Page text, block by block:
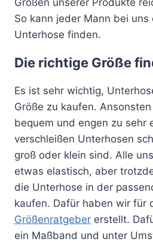
Größen unserer Produkte
So kann jeder Mann bei uns
Unterhose finden.
Die richtige Größe
Es ist sehr wichtig,
Größe zu kaufen.
bequem und engen zu sehr
verschleißen Unterhosen
groß oder klein sind. Alle
etwas elastisch, aber
die Unterhose in der
kaufen. Dafür haben wir für
Größenratgeber erstellt.
ein Maßband und unter